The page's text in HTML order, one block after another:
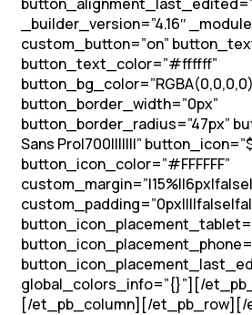
_builder_version=”4.16″
custom_button=”on”
button_text_color=”#ffffff”
button_border_width=”0px”
button_border_radius=”47px”
Sans Pro|700|||||||”
button_icon_color=”#FFFFFF”
global_colors_info=”{}”][/
[/et_pb_column][/et_pb_row][/